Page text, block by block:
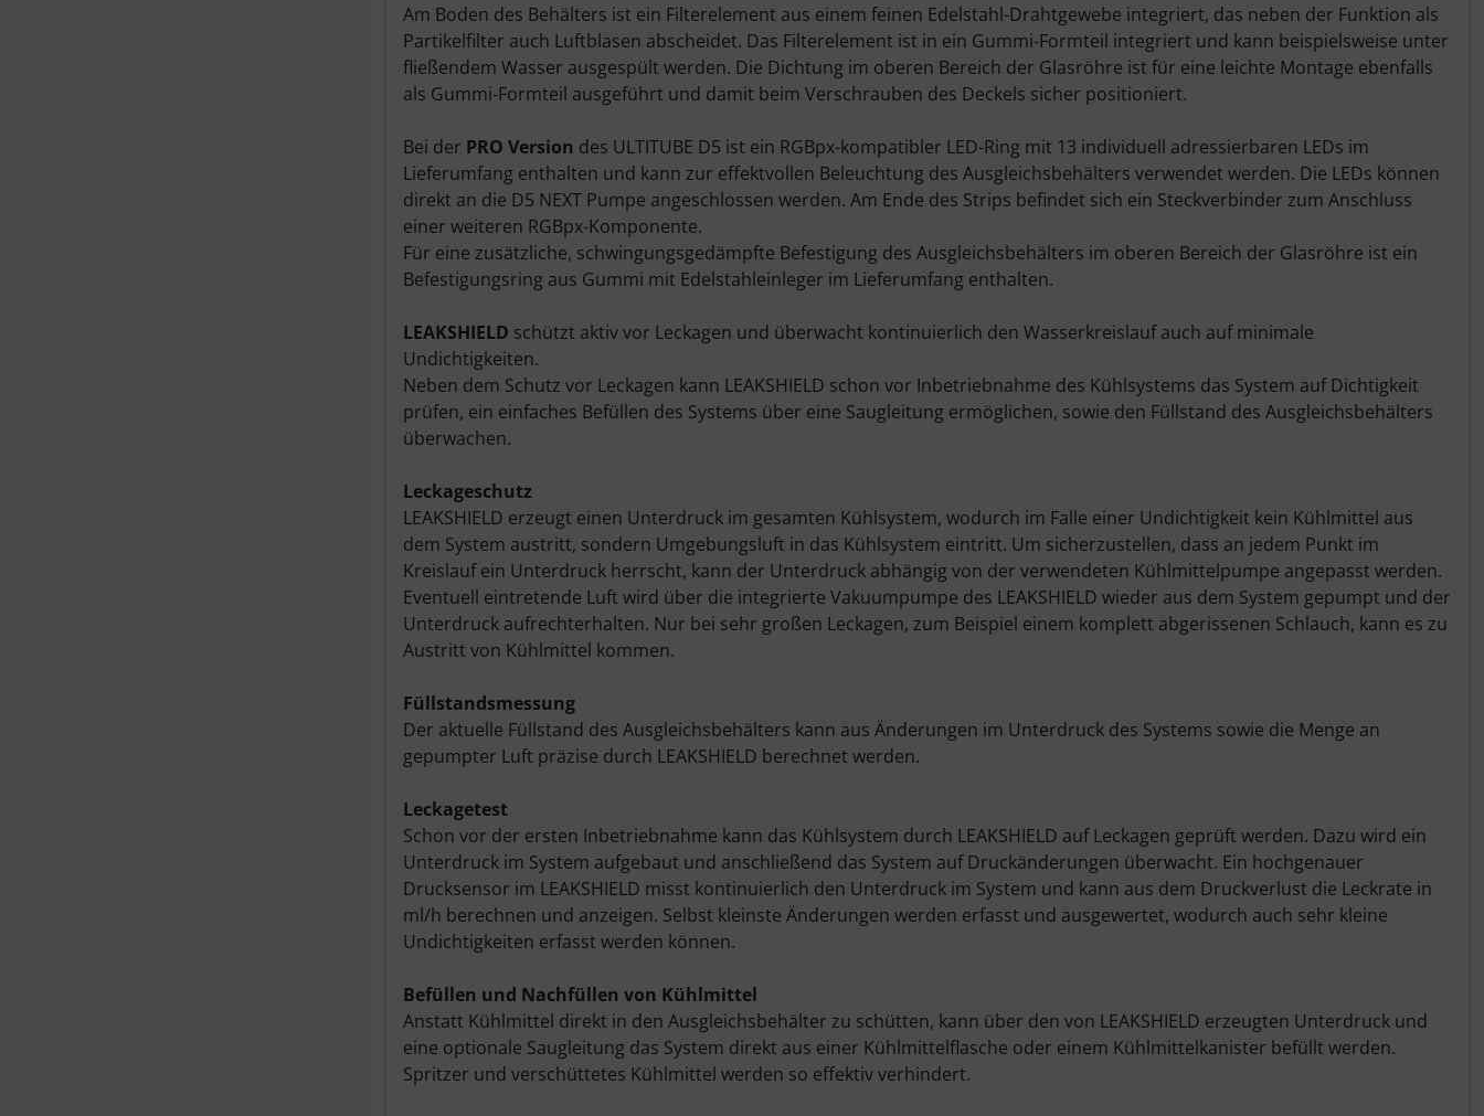
Am Boden des Behälters ist ein Filterelement aus einem feinen Edelstahl-Drahtgewebe integriert, das neben der Funktion als
Partikelfilter auch Luftblasen abscheidet. Das Filterelement ist in ein Gummi-Formteil integriert und kann beispielsweise unter
fließendem Wasser ausgespült werden. Die Dichtung im oberen Bereich der Glasröhre ist für eine leichte Montage ebenfalls
als Gummi-Formteil ausgeführt und damit beim Verschrauben des Deckels sicher positioniert.
Bei der PRO Version des ULTITUBE D5 ist ein RGBpx-kompatibler LED-Ring mit 13 individuell adressierbaren LEDs im
Lieferumfang enthalten und kann zur effektvollen Beleuchtung des Ausgleichsbehälters verwendet werden. Die LEDs können
direkt an die D5 NEXT Pumpe angeschlossen werden. Am Ende des Strips befindet sich ein Steckverbinder zum Anschluss
einer weiteren RGBpx-Komponente.
Für eine zusätzliche, schwingungsgedämpfte Befestigung des Ausgleichsbehälters im oberen Bereich der Glasröhre ist ein
Befestigungsring aus Gummi mit Edelstahleinleger im Lieferumfang enthalten.
LEAKSHIELD schützt aktiv vor Leckagen und überwacht kontinuierlich den Wasserkreislauf auch auf minimale
Undichtigkeiten.
Neben dem Schutz vor Leckagen kann LEAKSHIELD schon vor Inbetriebnahme des Kühlsystems das System auf Dichtigkeit
prüfen, ein einfaches Befüllen des Systems über eine Saugleitung ermöglichen, sowie den Füllstand des Ausgleichsbehälters
überwachen.
Leckageschutz
LEAKSHIELD erzeugt einen Unterdruck im gesamten Kühlsystem, wodurch im Falle einer Undichtigkeit kein Kühlmittel aus
dem System austritt, sondern Umgebungsluft in das Kühlsystem eintritt. Um sicherzustellen, dass an jedem Punkt im
Kreislauf ein Unterdruck herrscht, kann der Unterdruck abhängig von der verwendeten Kühlmittelpumpe angepasst werden.
Eventuell eintretende Luft wird über die integrierte Vakuumpumpe des LEAKSHIELD wieder aus dem System gepumpt und der
Unterdruck aufrechterhalten. Nur bei sehr großen Leckagen, zum Beispiel einem komplett abgerissenen Schlauch, kann es zu
Austritt von Kühlmittel kommen.
Füllstandsmessung
Der aktuelle Füllstand des Ausgleichsbehälters kann aus Änderungen im Unterdruck des Systems sowie die Menge an
gepumpter Luft präzise durch LEAKSHIELD berechnet werden.
Leckagetest
Schon vor der ersten Inbetriebnahme kann das Kühlsystem durch LEAKSHIELD auf Leckagen geprüft werden. Dazu wird ein
Unterdruck im System aufgebaut und anschließend das System auf Druckänderungen überwacht. Ein hochgenauer
Drucksensor im LEAKSHIELD misst kontinuierlich den Unterdruck im System und kann aus dem Druckverlust die Leckrate in
ml/h berechnen und anzeigen. Selbst kleinste Änderungen werden erfasst und ausgewertet, wodurch auch sehr kleine
Undichtigkeiten erfasst werden können.
Befüllen und Nachfüllen von Kühlmittel
Anstatt Kühlmittel direkt in den Ausgleichsbehälter zu schütten, kann über den von LEAKSHIELD erzeugten Unterdruck und
eine optionale Saugleitung das System direkt aus einer Kühlmittelflasche oder einem Kühlmittelkanister befüllt werden.
Spritzer und verschüttetes Kühlmittel werden so effektiv verhindert.